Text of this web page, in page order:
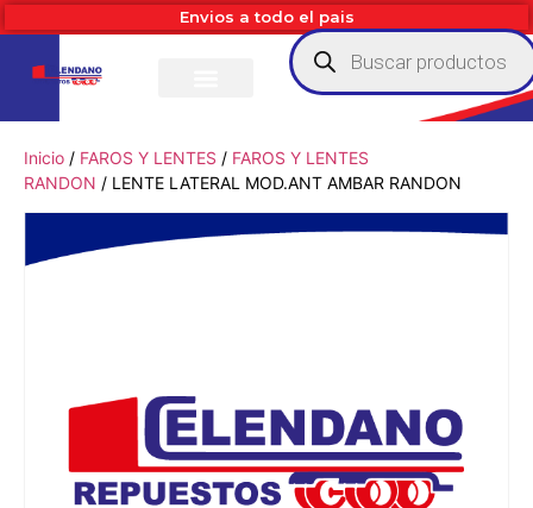
Envios a todo el pais
Inicio / FAROS Y LENTES / FAROS Y LENTES
RANDON / LENTE LATERAL MOD.ANT AMBAR RANDON